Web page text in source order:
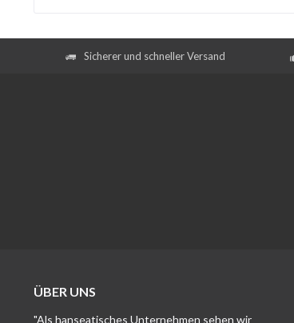
Sicherer und schneller Versand
ÜBER UNS
"Als hanseatisches Unternehmen sehen wir